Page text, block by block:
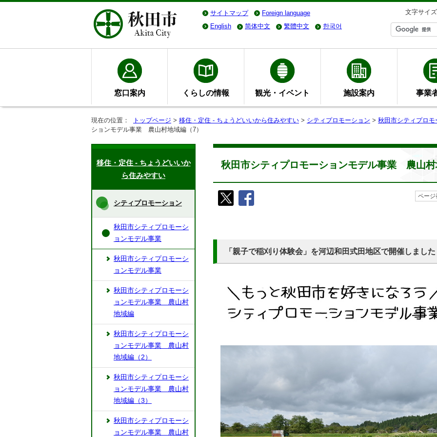
サイトマップ Foreign language
文字サイズ
English
简体中文 繁體中文 한국어
窓口案内 くらしの情報 観光・イベント 施設案内 事業
現在の位置： トップページ > 移住・定住 - ちょうどいいから住みやすい > シティプロモーション > 秋田市シティプロ
ションモデル事業 農山村地域編（7）
秋田市シティプロモーションモデル事業 農山
ペー
「親子で稲刈り体験会」を河辺和田式田地区で開催しまし
移住・定住 - ちょうどいいか
ら住みやすい
シティプロモーション
秋田市シティプロモーシ
ョンモデル事業
秋田市シティプロモーシ
ョンモデル事業
秋田市シティプロモーシ
ョンモデル事業 農山村
地域編
秋田市シティプロモーシ
ョンモデル事業 農山村
地域編（2）
秋田市シティプロモーシ
ョンモデル事業 農山村
地域編（3）
秋田市シティプロモーシ
ョンモデル事業 農山村